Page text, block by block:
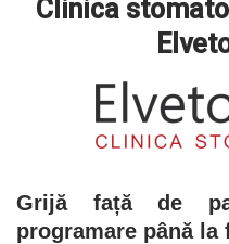
Clinica
Grijă față de
programare până